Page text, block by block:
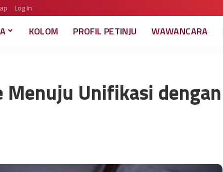
Log In
KOLOM PROFIL PETINJU WAWANCARA
Menuju Unifikasi dengan